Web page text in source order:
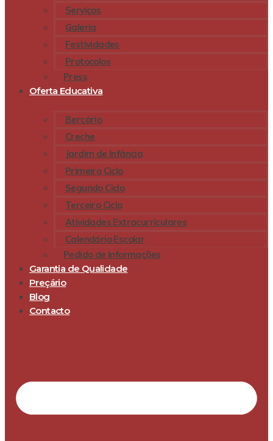
Serviços
Galeria
Festividades
Protocolos
Press
Oferta Educativa
Berçário
Creche
Jardim de Infância
Primeiro Ciclo
Segundo Ciclo
Terceiro Ciclo
Atividades Extracurriculares
Calendário Escolar
Pedido de Informações
Garantia de Qualidade
Preçário
Blog
Contacto